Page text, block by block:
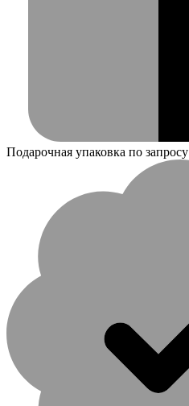
Подарочная упаковка по запросу